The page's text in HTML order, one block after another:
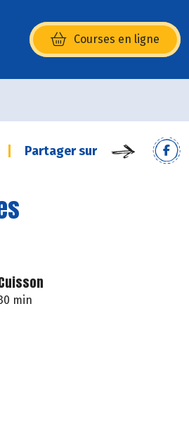
Courses en ligne
(s’ouvre dans une nouvelle
Partager sur
min